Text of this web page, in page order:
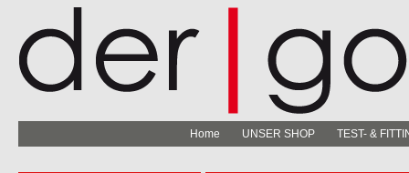
Home UNSER SHOP TEST- &